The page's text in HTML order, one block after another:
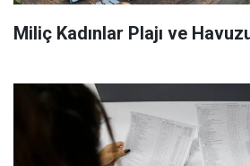
Miliç Kadınlar Plajı ve